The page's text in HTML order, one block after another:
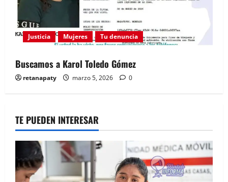
Justicia Mujeres Tu denuncia
Buscamos a Karol Toledo Gómez
retanapaty marzo 5, 2026 0
TE PUEDEN INTERESAR